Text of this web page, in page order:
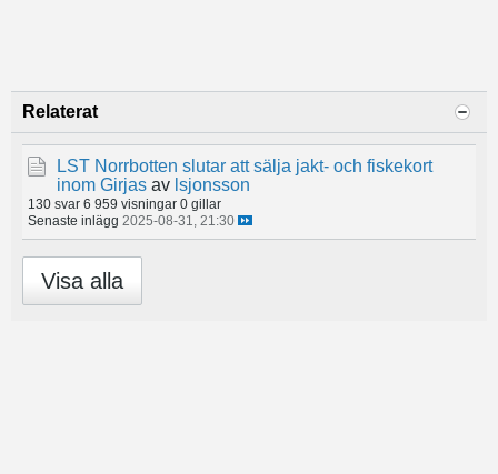
Relaterat
LST Norrbotten slutar att sälja jakt- och fiskekort
inom Girjas av lsjonsson
130 svar 6 959 visningar 0 gillar
Senaste inlägg 2025-08-31, 21:30
Visa alla